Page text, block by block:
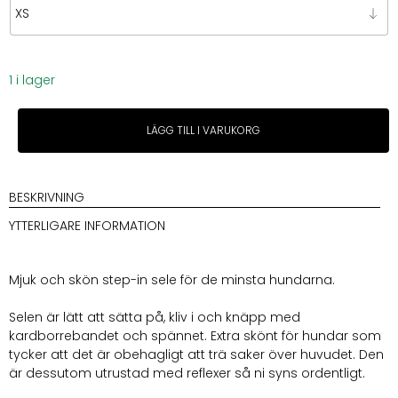
1 i lager
Puppy
Brooklyn
olive
step-
in-
LÄGG TILL I VARUKORG
BESKRIVNING
YTTERLIGARE INFORMATION
Mjuk och skön step-in sele för de minsta hundarna.
Selen är lätt att sätta på, kliv i och knäpp med
kardborrebandet och spännet. Extra skönt för hundar som
tycker att det är obehagligt att trä saker över huvudet. Den
är dessutom utrustad med reflexer så ni syns ordentligt.